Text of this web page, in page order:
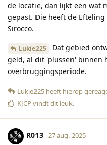
de locatie, dan lijkt een wat
gepast. Die heeft de
Sirocco.
Lukie225
Dat gebied
geld, al dit 'plussen' binnen
overbruggingsperiode.
Lukie225 heeft hierop
KJCPvindt dit leuk.
R013 27 aug. 2025